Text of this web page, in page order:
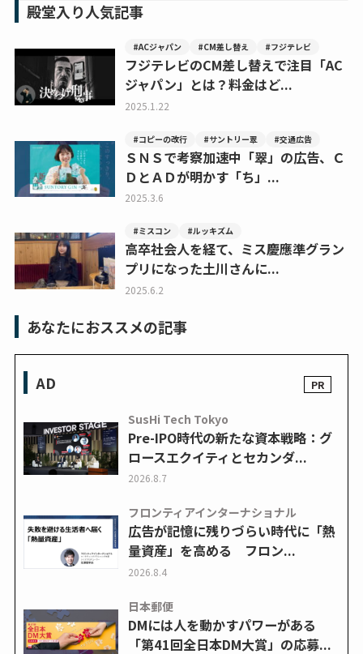
殿堂入り人気記事
#ACジャパン #CM差し替え #フジテレビ
フジテレビのCM差し替えで注目「AC
ジャパン」とは？料金はど...
2025.1.22
#コピーの改行 #サントリー翠 #交通広告
ＳＮＳで考察加速中「翠」の広告、Ｃ
ＤとＡＤが明かす「ち」...
2025.3.6
#ミスコン #ルッキズム
高卒社会人を経て、ミス慶應準グラン
プリになった土川さんに...
2025.6.2
あなたにおススメの記事
AD
SusHi Tech Tokyo
Pre-IPO時代の新たな資本戦略：グ
ロースエクイティとセカンダ...
2026.8.7
フロンティアインターナショナル
広告が記憶に残りづらい時代に「熱
量資産」を高める フロン...
2026.8.4
日本郵便
DMには人を動かすパワーがある
「第41回全日本DM大賞」の応募...